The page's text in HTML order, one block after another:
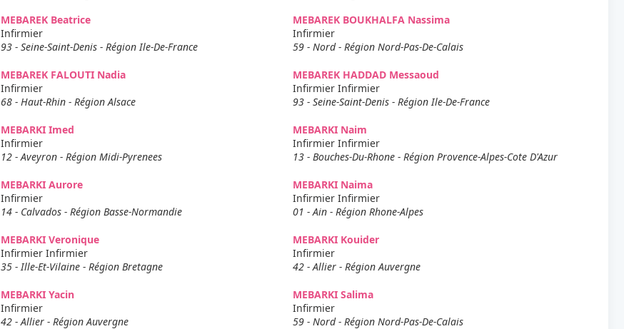
MEBAREK Beatrice
Infirmier
93 - Seine-Saint-Denis - Région Ile-De-France
MEBAREK BOUKHALFA Nassima
Infirmier
59 - Nord - Région Nord-Pas-De-Calais
MEBAREK FALOUTI Nadia
Infirmier
68 - Haut-Rhin - Région Alsace
MEBAREK HADDAD Messaoud
Infirmier Infirmier
93 - Seine-Saint-Denis - Région Ile-De-France
MEBARKI Imed
Infirmier
12 - Aveyron - Région Midi-Pyrenees
MEBARKI Naim
Infirmier Infirmier
13 - Bouches-Du-Rhone - Région Provence-Alpes-Cote D'Azur
MEBARKI Aurore
Infirmier
14 - Calvados - Région Basse-Normandie
MEBARKI Naima
Infirmier Infirmier
01 - Ain - Région Rhone-Alpes
MEBARKI Veronique
Infirmier Infirmier
35 - Ille-Et-Vilaine - Région Bretagne
MEBARKI Kouider
Infirmier
42 - Allier - Région Auvergne
MEBARKI Yacin
Infirmier
42 - Allier - Région Auvergne
MEBARKI Salima
Infirmier
59 - Nord - Région Nord-Pas-De-Calais